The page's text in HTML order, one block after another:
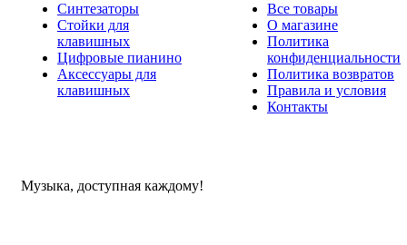
Синтезаторы
Стойки для
клавишных
Цифровые пианино
Аксессуары для
клавишных
Все товары
О магазине
Политика
конфиденциальности
Политика возвратов
Правила и условия
Контакты
Музыка, доступная каждому!